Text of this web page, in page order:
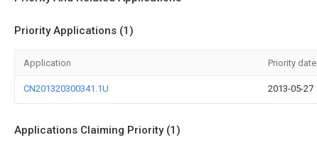
Priority Applications (1)
Application Priority date
CN201320300341.1U 2013-05-27
Applications Claiming Priority (1)